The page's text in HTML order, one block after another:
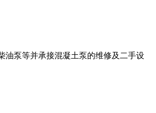
油泵等并承接混凝土泵的维修及二手设